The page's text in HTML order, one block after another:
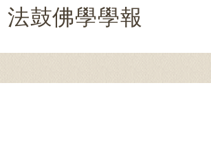
法鼓佛學學報